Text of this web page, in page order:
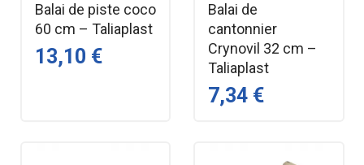
Balai de piste coco
60 cm – Taliaplast
13,10 €
Balai de
cantonnier
Crynovil 32 cm –
Taliaplast
7,34 €